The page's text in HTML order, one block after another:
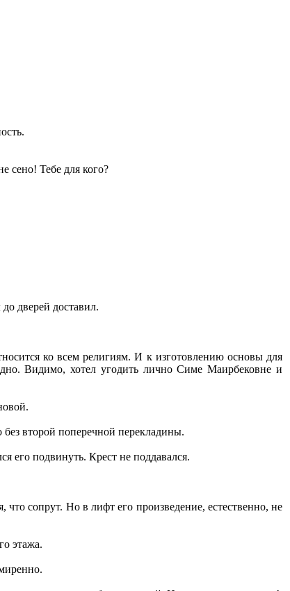
сено! Тебе для кого?
дверей доставил.
ко всем религиям. И к изготовлению основы для
Видимо, хотел угодить лично Симе Маирбековне и
второй поперечной перекладины.
его подвинуть. Крест не поддавался.
сопрут. Но в лифт его произведение, естественно, не
этажа.